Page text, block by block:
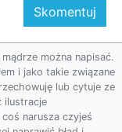
można napisać.
i jako takie związane
lub cytuje ze
ilustracje
narusza czyjeś